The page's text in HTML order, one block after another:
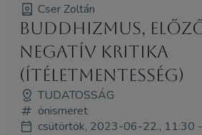
Cser Zoltán
Buddhizmus,
negatív kritika
(ítéletmentesség)
TUDATOSSÁG
önismeret
csütörtök, 2023-06-22., 11:30